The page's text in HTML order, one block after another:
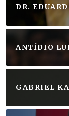
DR.
ANTÍDIO
GABRIEL